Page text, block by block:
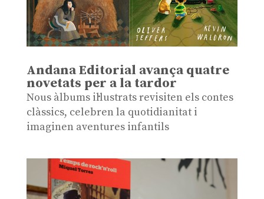
Andana Editorial avança quatre
novetats per a la tardor
Nous àlbums il·lustrats revisiten els contes
clàssics, celebren la quotidianitat i
imaginen aventures infantils